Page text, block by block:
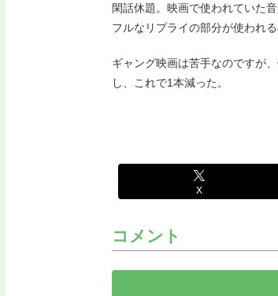
閑話休題。映画で使われていた
フルなリプライの部分が使われ
ギャング映画は苦手なのですが
し、これで1本減った。
X
コメント